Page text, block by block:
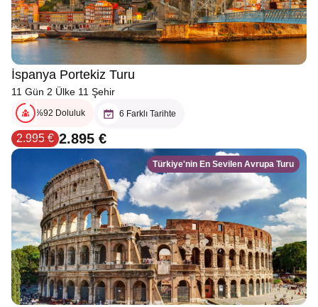
İspanya Portekiz Turu
11 Gün 2 Ülke 11 Şehir
%92 Doluluk 6 Farklı Tarihte
2.995 € 2.895 €
Türkiye'nin En Sevilen Avrupa Turu